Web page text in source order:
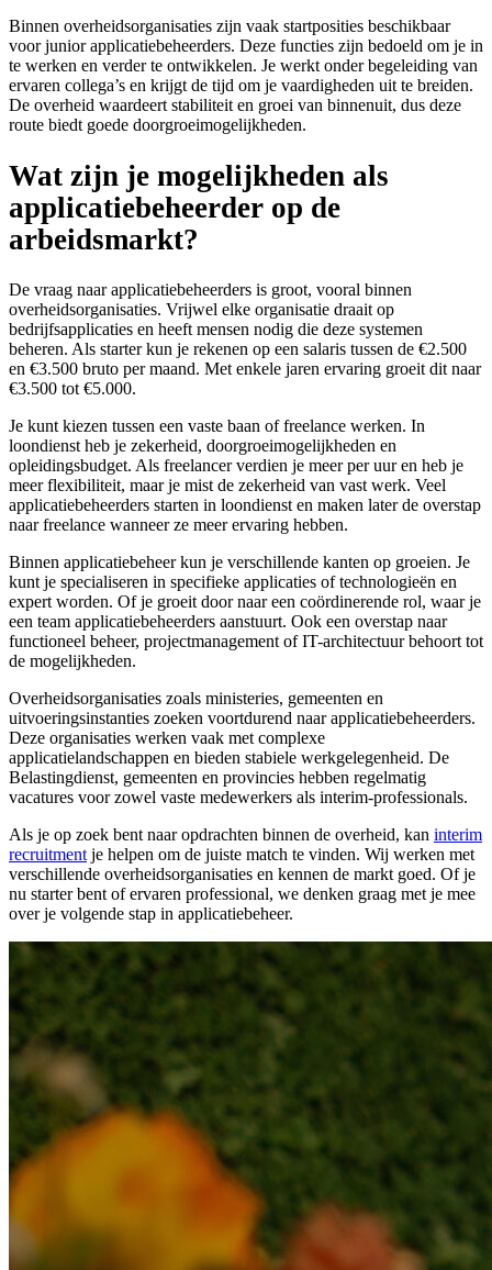
Binnen overheidsorganisaties zijn vaak startposities beschikbaar
voor junior applicatiebeheerders. Deze functies zijn bedoeld om je in
te werken en verder te ontwikkelen. Je werkt onder begeleiding van
ervaren collega’s en krijgt de tijd om je vaardigheden uit te breiden.
De overheid waardeert stabiliteit en groei van binnenuit, dus deze
route biedt goede doorgroeimogelijkheden.
Wat zijn je mogelijkheden als
applicatiebeheerder op de
arbeidsmarkt?
De vraag naar applicatiebeheerders is groot, vooral binnen
overheidsorganisaties. Vrijwel elke organisatie draait op
bedrijfsapplicaties en heeft mensen nodig die deze systemen
beheren. Als starter kun je rekenen op een salaris tussen de €2.500
en €3.500 bruto per maand. Met enkele jaren ervaring groeit dit naar
€3.500 tot €5.000.
Je kunt kiezen tussen een vaste baan of freelance werken. In
loondienst heb je zekerheid, doorgroeimogelijkheden en
opleidingsbudget. Als freelancer verdien je meer per uur en heb je
meer flexibiliteit, maar je mist de zekerheid van vast werk. Veel
applicatiebeheerders starten in loondienst en maken later de overstap
naar freelance wanneer ze meer ervaring hebben.
Binnen applicatiebeheer kun je verschillende kanten op groeien. Je
kunt je specialiseren in specifieke applicaties of technologieën en
expert worden. Of je groeit door naar een coördinerende rol, waar je
een team applicatiebeheerders aanstuurt. Ook een overstap naar
functioneel beheer, projectmanagement of IT-architectuur behoort tot
de mogelijkheden.
Overheidsorganisaties zoals ministeries, gemeenten en
uitvoeringsinstanties zoeken voortdurend naar applicatiebeheerders.
Deze organisaties werken vaak met complexe
applicatielandschappen en bieden stabiele werkgelegenheid. De
Belastingdienst, gemeenten en provincies hebben regelmatig
vacatures voor zowel vaste medewerkers als interim-professionals.
Als je op zoek bent naar opdrachten binnen de overheid, kan interim
recruitmentje helpen om de juiste match te vinden. Wij werken met
verschillende overheidsorganisaties en kennen de markt goed. Of je
nu starter bent of ervaren professional, we denken graag met je mee
over je volgende stap in applicatiebeheer.